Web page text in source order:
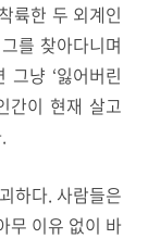
륙한 두 외계인
를 찾아다니며
그냥 ‘잃어버린
간이 현재 살고
하다. 사람들은
무 이유 없이 바